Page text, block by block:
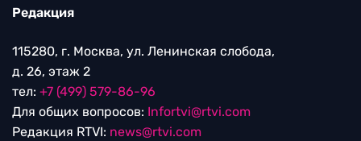
Редакция
115280, г. Москва, ул. Ленинская слобода,
д. 26, этаж 2
тел: +7 (499) 579-86-96
Для общих вопросов: Infortvi@rtvi.com
Редакция RTVI: news@rtvi.com